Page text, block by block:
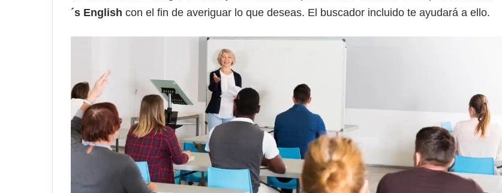
´s English con el fin de averiguar lo que deseas. El buscador incluido te ayudará a ello.